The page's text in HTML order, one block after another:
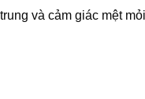
và cảm giác mệt